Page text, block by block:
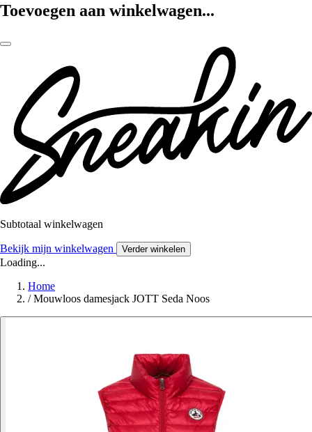
Toevoegen aan winkelwagen...
Subtotaal winkelwagen
Bekijk mijn winkelwagen Verder winkelen
Loading...
Home
/ Mouwloos damesjack JOTT Seda Noos